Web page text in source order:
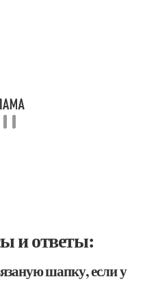
и ответы:
шапку, если у